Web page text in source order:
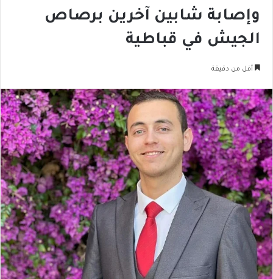
وإصابة شابين آخرين برصاص
الجيش في قباطية
أقل من دقيقة